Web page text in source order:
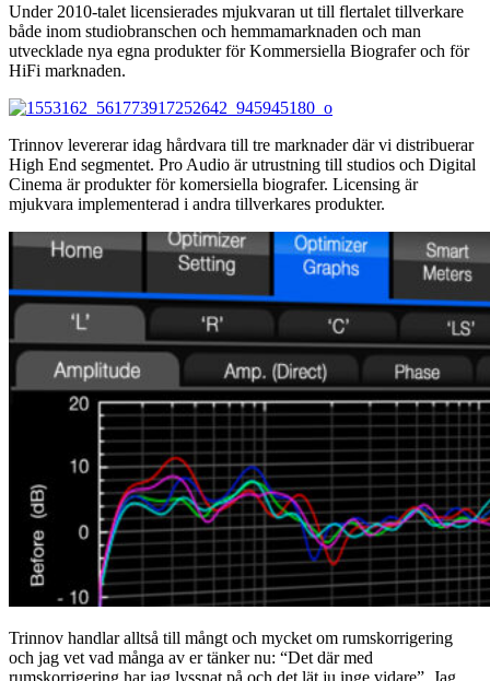
Under 2010-talet licensierades mjukvaran ut till flertalet tillverkare
både inom studiobranschen och hemmamarknaden och man
utvecklade nya egna produkter för Kommersiella Biografer och för
HiFi marknaden.
Trinnov levererar idag hårdvara till tre marknader där vi distribuerar
High End segmentet. Pro Audio är utrustning till studios och Digital
Cinema är produkter för komersiella biografer. Licensing är
mjukvara implementerad i andra tillverkares produkter.
Trinnov handlar alltså till mångt och mycket om rumskorrigering
och jag vet vad många av er tänker nu: “Det där med
rumskorrigering har jag lyssnat på och det lät ju inge vidare”. Jag